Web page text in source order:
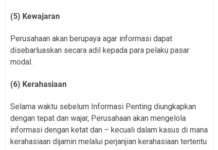
(5) Kewajaran
Perusahaan akan berupaya agar informasi dapat
disebarluaskan secara adil kepada para pelaku pasar
modal.
(6) Kerahasiaan
Selama waktu sebelum Informasi Penting diungkapkan
dengan tepat dan wajar, Perusahaan akan mengelola
informasi dengan ketat dan – kecuali dalam kasus di mana
kerahasiaan dijamin melalui perjanjian kerahasiaan tertentu